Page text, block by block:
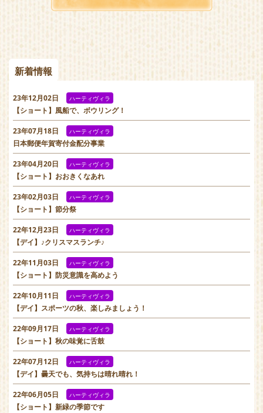
新着情報
23年12月02日 ハーティヴィラ
【ショート】風船で、ボウリング！
23年07月18日 ハーティヴィラ
日本郵便年賀寄付金配分事業
23年04月20日 ハーティヴィラ
【ショート】おおきくなあれ
23年02月03日 ハーティヴィラ
【ショート】節分祭
22年12月23日 ハーティヴィラ
【デイ】♪クリスマスランチ♪
22年11月03日 ハーティヴィラ
【ショート】防災意識を高めよう
22年10月11日 ハーティヴィラ
【デイ】スポーツの秋、楽しみましょう！
22年09月17日 ハーティヴィラ
【ショート】秋の味覚に舌鼓
22年07月12日 ハーティヴィラ
【デイ】曇天でも、気持ちは晴れ晴れ！
22年06月05日 ハーティヴィラ
【ショート】新緑の季節です